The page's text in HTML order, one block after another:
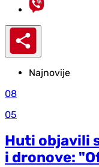
Najnovije
08
05
Huti objavili
i dronove: